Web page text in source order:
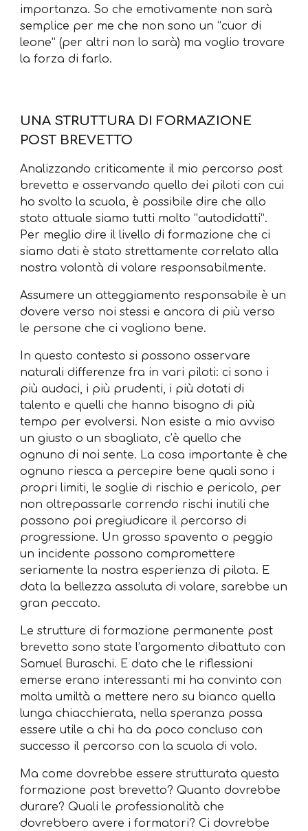
importanza. So che emotivamente non sarà
semplice per me che non sono un “cuor di
leone” (per altri non lo sarà) ma voglio trovare
la forza di farlo.
UNA STRUTTURA DI FORMAZIONE
POST BREVETTO
Analizzando criticamente il mio percorso post
brevetto e osservando quello dei piloti con cui
ho svolto la scuola, è possibile dire che allo
stato attuale siamo tutti molto “autodidatti”.
Per meglio dire il livello di formazione che ci
siamo dati è stato strettamente correlato alla
nostra volontà di volare responsabilmente.
Assumere un atteggiamento responsabile è un
dovere verso noi stessi e ancora di più verso
le persone che ci vogliono bene.
In questo contesto si possono osservare
naturali differenze fra in vari piloti: ci sono i
più audaci, i più prudenti, i più dotati di
talento e quelli che hanno bisogno di più
tempo per evolversi. Non esiste a mio avviso
un giusto o un sbagliato, c’è quello che
ognuno di noi sente. La cosa importante è che
ognuno riesca a percepire bene quali sono i
propri limiti, le soglie di rischio e pericolo, per
non oltrepassarle correndo rischi inutili che
possono poi pregiudicare il percorso di
progressione. Un grosso spavento o peggio
un incidente possono compromettere
seriamente la nostra esperienza di pilota. E
data la bellezza assoluta di volare, sarebbe un
gran peccato.
Le strutture di formazione permanente post
brevetto sono state l’argomento dibattuto con
Samuel Buraschi. E dato che le riflessioni
emerse erano interessanti mi ha convinto con
molta umiltà a mettere nero su bianco quella
lunga chiacchierata, nella speranza possa
essere utile a chi ha da poco concluso con
successo il percorso con la scuola di volo.
Ma come dovrebbe essere strutturata questa
formazione post brevetto? Quanto dovrebbe
durare? Quali le professionalità che
dovrebbero avere i formatori? Ci dovrebbe